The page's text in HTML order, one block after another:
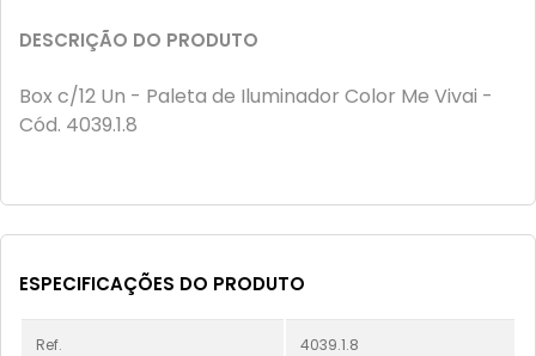
DESCRIÇÃO DO PRODUTO
Box c/12 Un - Paleta de Iluminador Color Me Vivai -
Cód. 4039.1.8
ESPECIFICAÇÕES DO PRODUTO
Ref. 4039.1.8